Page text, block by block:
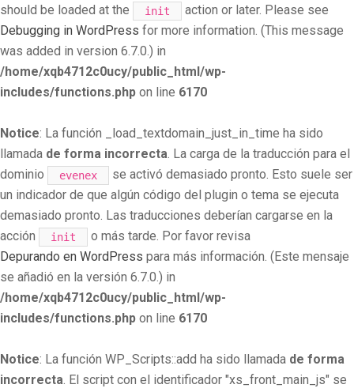
should be loaded at the
init
action or later. Please see
Debugging in WordPress for more information. (This message
was added in version 6.7.0.) in
/home/xqb4712c0ucy/public_html/wp-
includes/functions.php on line 6170
Notice: La función _load_textdomain_just_in_time ha sido
llamada de forma incorrecta. La carga de la traducción para el
dominio
evenex
se activó demasiado pronto. Esto suele ser
un indicador de que algún código del plugin o tema se ejecuta
demasiado pronto. Las traducciones deberían cargarse en la
acción
init
o más tarde. Por favor revisa
Depurando en WordPress para más información. (Este mensaje
se añadió en la versión 6.7.0.) in
/home/xqb4712c0ucy/public_html/wp-
includes/functions.php on line 6170
Notice: La función WP_Scripts::add ha sido llamada de forma
incorrecta. El script con el identificador "xs_front_main_js" se